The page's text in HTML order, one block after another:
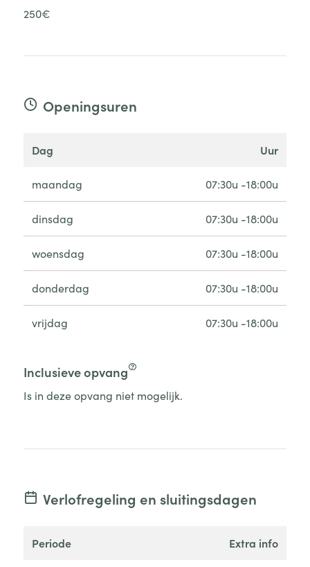
250€
Openingsuren
dag uur
maandag 07:30u -18:00u
dinsdag 07:30u -18:00u
woensdag 07:30u -18:00u
donderdag 07:30u -18:00u
vrijdag 07:30u -18:00u
Inclusieve opvang
Is in deze opvang niet mogelijk.
Verlofregeling en sluitingsdagen
periode extra info